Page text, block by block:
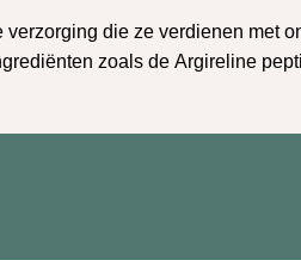
verzorging die ze verdienen met
zoals de Argireline